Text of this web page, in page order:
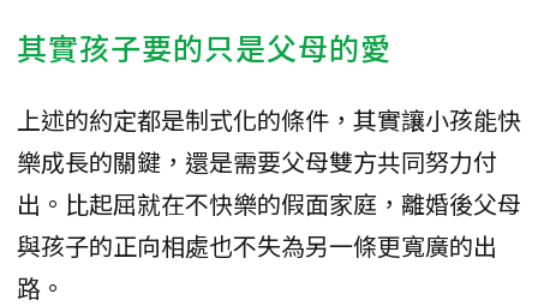
其實孩子要的只是父母的愛
上述的約定都是制式化的條件，其實讓小孩能快
樂成長的關鍵，還是需要父母雙方共同努力付
出。比起屈就在不快樂的假面家庭，離婚後父母
與孩子的正向相處也不失為另一條更寬廣的出
路。